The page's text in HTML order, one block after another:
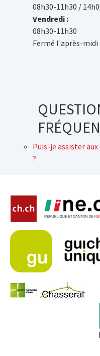
08h30-11h30 /
Vendredi :
08h30-11h30
Fermé l'après-midi
Puis-je assister
?